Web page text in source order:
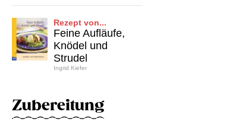
Rezept von...
Feine Aufläufe,
Knödel und
Strudel
Ingrid Kiefer
Zubereitung